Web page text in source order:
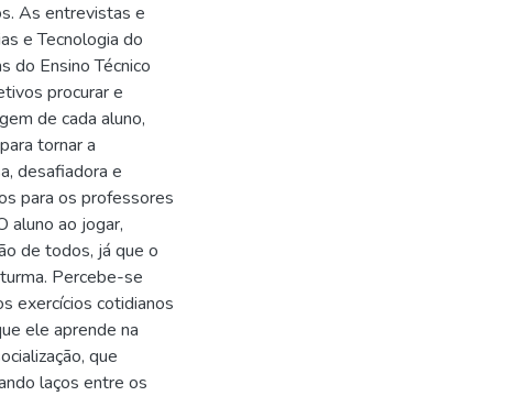
As entrevistas e
e Tecnologia do
do Ensino Técnico
procurar e
de cada aluno,
tornar a
desafiadora e
para os professores
aluno ao jogar,
de todos, já que o
Percebe-se
exercícios cotidianos
ele aprende na
que
laços entre os